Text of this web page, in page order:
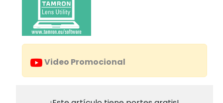
Video Promocional